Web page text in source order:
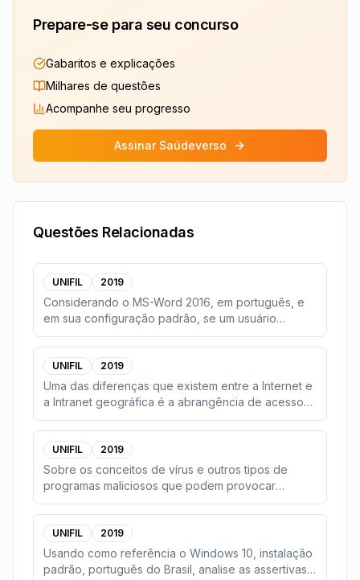
Prepare-se para seu concurso
Gabaritos e explicações
Milhares de questões
Acompanhe seu progresso
Assinar Saúdeverso
Questões Relacionadas
UNIFIL 2019
Considerando o MS-Word 2016, em português, e
em sua configuração padrão, se um usuário
durante a dig...
UNIFIL 2019
Uma das diferenças que existem entre a Internet e
a Intranet geográfica é a abrangência de acesso
di...
UNIFIL 2019
Sobre os conceitos de vírus e outros tipos de
programas maliciosos que podem provocar
ataques em um...
UNIFIL 2019
Usando como referência o Windows 10, instalação
padrão, português do Brasil, analise as assertivas